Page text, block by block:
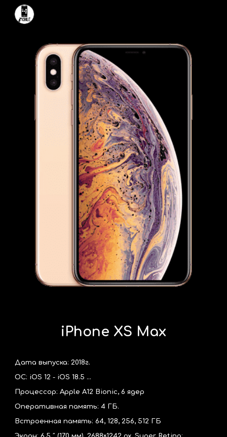
Skip to main content
iPhone XS Max
Дата выпуска: 2018г.
ОС: iOS 12 - iOS 18.5 ...
Процессор: Apple A12 Bionic, 6 ядер
Оперативная память: 4 ГБ.
Встроенная память: 64, 128, 256, 512 ГБ